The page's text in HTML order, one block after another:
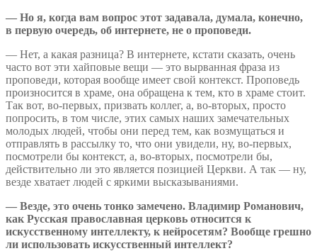
— Но я, когда вам вопрос этот задавала, думала, конечно,
в первую очередь, об интернете, не о проповеди.
— Нет, а какая разница? В интернете, кстати сказать, очень
часто вот эти хайповые вещи — это вырванная фраза из
проповеди, которая вообще имеет свой контекст. Проповедь
произносится в храме, она обращена к тем, кто в храме стоит.
Так вот, во-первых, призвать коллег, а, во-вторых, просто
попросить, в том числе, этих самых наших замечательных
молодых людей, чтобы они перед тем, как возмущаться и
отправлять в рассылку то, что они увидели, ну, во-первых,
посмотрели бы контекст, а, во-вторых, посмотрели бы,
действительно ли это является позицией Церкви. А так — ну,
везде хватает людей с яркими высказываниями.
— Везде, это очень тонко замечено. Владимир Романович,
как Русская православная церковь относится к
искусственному интеллекту, к нейросетям? Вообще грешно
ли использовать искусственный интеллект?